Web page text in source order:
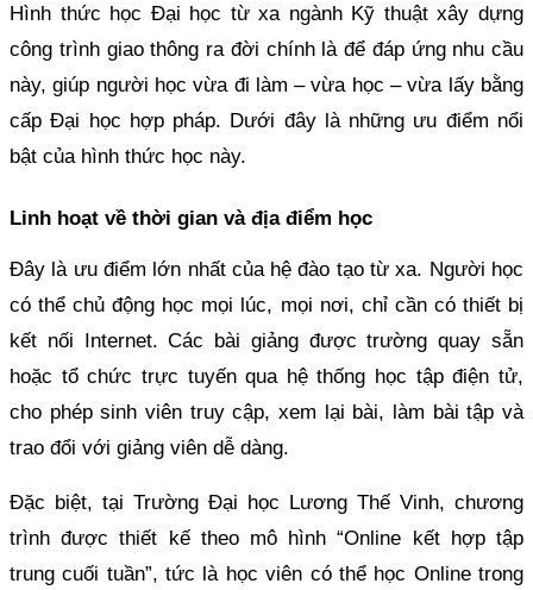
Hình thức học Đại học từ xa ngành Kỹ thuật xây dựng
công trình giao thông ra đời chính là để đáp ứng nhu cầu
này, giúp người học vừa đi làm – vừa học – vừa lấy bằng
cấp Đại học hợp pháp. Dưới đây là những ưu điểm nổi
bật của hình thức học này.
Linh hoạt về thời gian và địa điểm học
Đây là ưu điểm lớn nhất của hệ đào tạo từ xa. Người học
có thể chủ động học mọi lúc, mọi nơi, chỉ cần có thiết bị
kết nối Internet. Các bài giảng được trường quay sẵn
hoặc tổ chức trực tuyến qua hệ thống học tập điện tử,
cho phép sinh viên truy cập, xem lại bài, làm bài tập và
trao đổi với giảng viên dễ dàng.
Đặc biệt, tại Trường Đại học Lương Thế Vinh, chương
trình được thiết kế theo mô hình “Online kết hợp tập
trung cuối tuần”, tức là học viên có thể học Online trong